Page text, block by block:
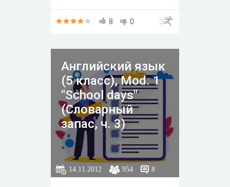
8 0
Английский язык
(5 класс), Mod. 1
"School days"
(Словарный
запас, ч. 3)
14.11.2012 954 8